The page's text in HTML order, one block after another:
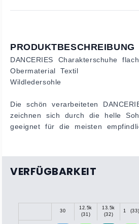
PRODUKTBESCHREIBUNG
DANCERIES Charakterschuhe
Obermaterial Textil
Wildledersohle
Die schön verarbeiteten
zeichnen sich durch die helle
geeignet für die meisten
VERFÜGBARKEIT
30
12.5k
(31)
13.5k
(32)
1 (33)